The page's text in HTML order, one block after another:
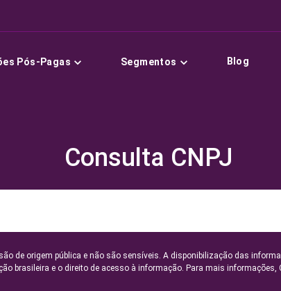
Pós-Pagas Segmentos Blog
Consulta CNPJ
de origem pública e não são sensíveis. A disponibilização das
brasileira e o direito de acesso à informação. Para mais informações,